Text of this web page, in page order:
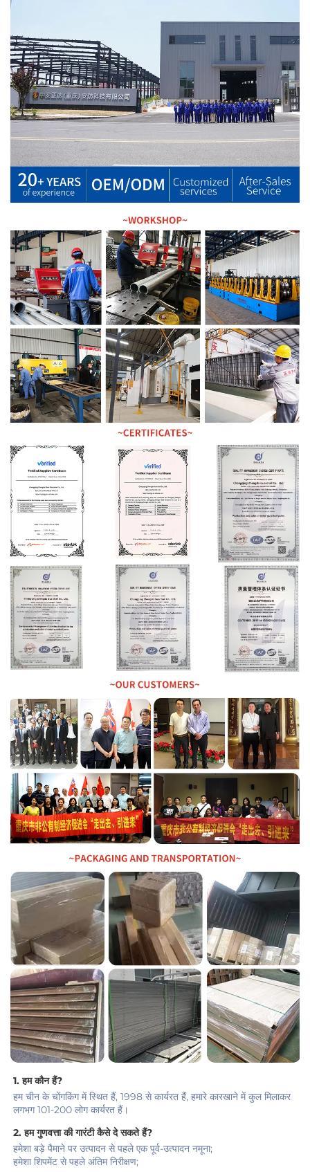
1. हम कौन हैं?
हम चीन के चोंगकिंग में स्थित हैं, 1998 से कार्यरत हैं, हमारे कारखाने में कुल मिलाकर
लगभग 101-200 लोग कार्यरत हैं।
2. हम गुणवत्ता की गारंटी कैसे दे सकते हैं?
हमेशा बड़े पैमाने पर उत्पादन से पहले एक पूर्व-उत्पादन नमूना;
हमेशा शिपमेंट से पहले अंतिम निरीक्षण;